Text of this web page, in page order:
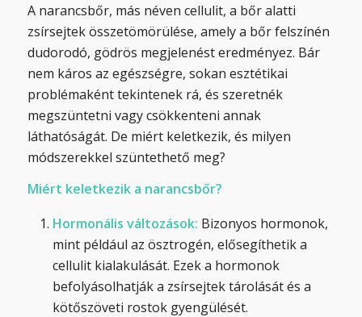
A narancsbőr, más néven cellulit, a bőr alatti
zsírsejtek összetömörülése, amely a bőr felszínén
dudorodó, gödrös megjelenést eredményez. Bár
nem káros az egészségre, sokan esztétikai
problémaként tekintenek rá, és szeretnék
megszüntetni vagy csökkenteni annak
láthatóságát. De miért keletkezik, és milyen
módszerekkel szüntethető meg?
Miért keletkezik a narancsbőr?
Hormonális változások: Bizonyos hormonok,
mint például az ösztrogén, elősegíthetik a
cellulit kialakulását. Ezek a hormonok
befolyásolhatják a zsírsejtek tárolását és a
kötőszöveti rostok gyengülését.